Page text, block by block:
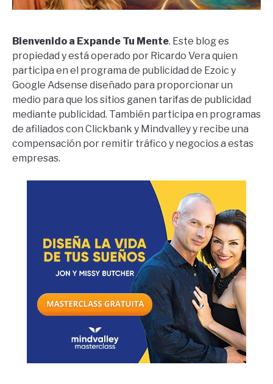
Bienvenido a Expande Tu Mente. Este blog es
propiedad y está operado por Ricardo Vera quien
participa en el programa de publicidad de Ezoic y
Google Adsense diseñado para proporcionar un
medio para que los sitios ganen tarifas de publicidad
mediante publicidad. También participa en programas
de afiliados con Clickbank y Mindvalley y recibe una
compensación por remitir tráfico y negocios a estas
empresas.